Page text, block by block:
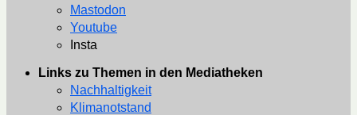
Mastodon
Youtube
Insta
Links zu Themen in den Mediatheken
Nachhaltigkeit
Klimanotstand